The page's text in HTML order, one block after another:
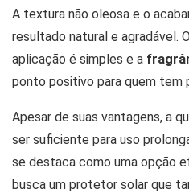
A textura não oleosa e o
resultado natural e agradável.
aplicação é simples e a
ponto positivo para quem tem
Apesar de suas vantagens, a
ser suficiente para uso
se destaca como uma opção
busca um protetor solar que